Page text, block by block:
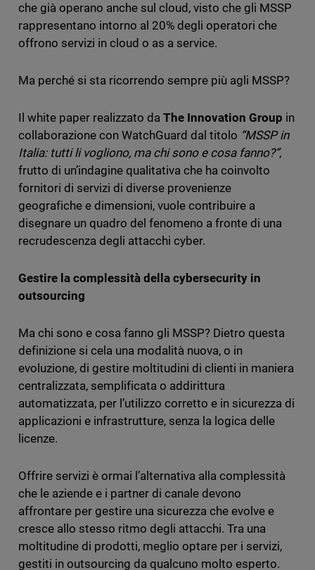
che già operano anche sul cloud, visto che gli MSSP
rappresentano intorno al 20% degli operatori che
offrono servizi in cloud o as a service.
Ma perché si sta ricorrendo sempre più agli MSSP?
Il white paper realizzato da The Innovation Group in
collaborazione con WatchGuard dal titolo “MSSP in
Italia: tutti li vogliono, ma chi sono e cosa fanno?”,
frutto di un’indagine qualitativa che ha coinvolto
fornitori di servizi di diverse provenienze
geografiche e dimensioni, vuole contribuire a
disegnare un quadro del fenomeno a fronte di una
recrudescenza degli attacchi cyber.
Gestire la complessità della cybersecurity in
outsourcing
Ma chi sono e cosa fanno gli MSSP? Dietro questa
definizione si cela una modalità nuova, o in
evoluzione, di gestire moltitudini di clienti in maniera
centralizzata, semplificata o addirittura
automatizzata, per l’utilizzo corretto e in sicurezza di
applicazioni e infrastrutture, senza la logica delle
licenze.
Offrire servizi è ormai l’alternativa alla complessità
che le aziende e i partner di canale devono
affrontare per gestire una sicurezza che evolve e
cresce allo stesso ritmo degli attacchi. Tra una
moltitudine di prodotti, meglio optare per i servizi,
gestiti in outsourcing da qualcuno molto esperto.